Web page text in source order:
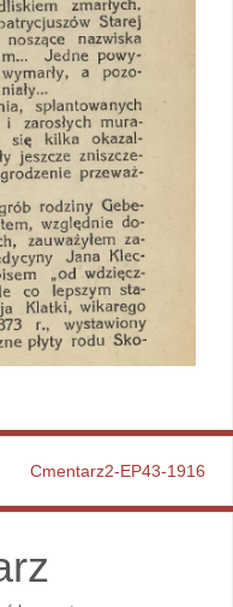
Cmentarz2-EP43-1916